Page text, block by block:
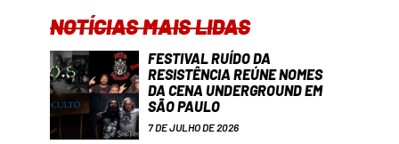
NOTÍCIAS MAIS LIDAS
FESTIVAL RUÍDO DA
RESISTÊNCIA REÚNE NOMES
DA CENA UNDERGROUND EM
SÃO PAULO
7 DE JULHO DE 2026